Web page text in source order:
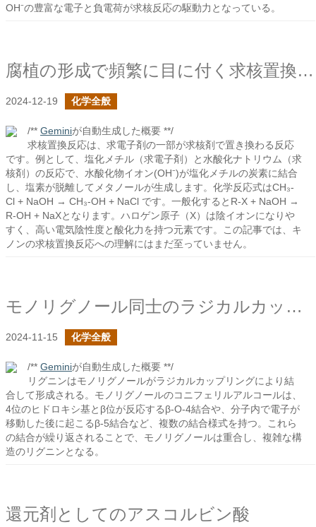
OH⁻の豊富な電子と負電荷が求核反応の駆動力となっている。
腐植の形成で頻繁に目に付く求核置換反応とは？
2024-12-19 化学全般
/** Geminiが自動生成した概要 **/
求核置換反応は、求電子剤の一部が求核剤で置き換わる反応
です。例として、塩化メチル（求電子剤）と水酸化ナトリウム（求
核剤）の反応で、水酸化物イオン(OH⁻)が塩化メチルの炭素に結合
し、塩素が脱離してメタノールが生成します。化学反応式はCH₃-
Cl + NaOH → CH₃-OH + NaCl です。一般化するとR-X + NaOH →
R-OH + NaXとなります。ハロゲン原子（X）は陰イオンになりや
すく、高い電気陰性度と酸化力を持つ元素です。この記事では、キ
ノンの求核置換反応への理解にはまだ至っていません。
モノリグノール同士のラジカルカップリング
2024-11-15 化学全般
/** Geminiが自動生成した概要 **/
リグニンはモノリグノールがラジカルカップリングにより結
合して形成される。モノリグノールのコニフェリルアルコールは、
4位のヒドロキシ基とβ位が反応するβ-O-4結合や、分子内で電子が
移動した後に起こるβ-5結合など、複数の結合様式を持つ。これら
の結合が繰り返されることで、モノリグノールは重合し、複雑な構
造のリグニンとなる。
還元剤としてのアスコルビン酸